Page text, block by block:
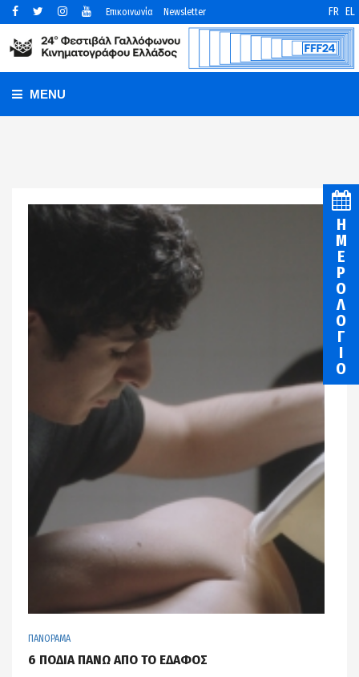
Επικοινωνία Newsletter FR EL
MENU
ΠΑΝΟΡΑΜΑ
6 ΠΟΔΙΑ ΠΑΝΩ ΑΠΟ ΤΟ ΕΔΑΦΟΣ
Η
Μ
Ε
Ρ
Ο
Λ
Ο
Γ
Ι
Ο